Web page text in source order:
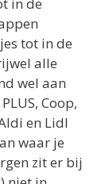
in de
tot in de
alle
wel aan
Coop,
en Lidl
waar je
zit er bij